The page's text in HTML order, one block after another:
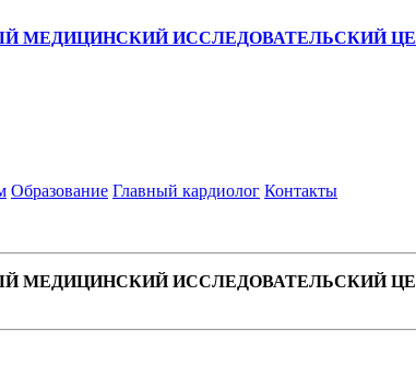
МЕДИЦИНСКИЙ ИССЛЕДОВАТЕЛЬСКИЙ
Образование Главный кардиолог Контакты
МЕДИЦИНСКИЙ ИССЛЕДОВАТЕЛЬСКИЙ